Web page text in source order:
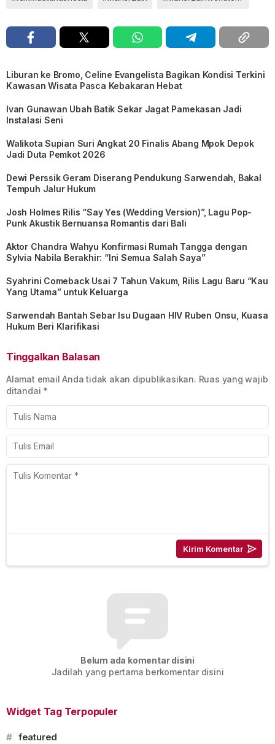
Liburan ke Bromo, Celine Evangelista Bagikan Kondisi Terkini
Kawasan Wisata Pasca Kebakaran Hebat
Ivan Gunawan Ubah Batik Sekar Jagat Pamekasan Jadi
Instalasi Seni
Walikota Supian Suri Angkat 20 Finalis Abang Mpok Depok
Jadi Duta Pemkot 2026
Dewi Perssik Geram Diserang Pendukung Sarwendah, Bakal
Tempuh Jalur Hukum
Josh Holmes Rilis “Say Yes (Wedding Version)”, Lagu Pop-
Punk Akustik Bernuansa Romantis dari Bali
Aktor Chandra Wahyu Konfirmasi Rumah Tangga dengan
Sylvia Nabila Berakhir: “Ini Semua Salah Saya”
Syahrini Comeback Usai 7 Tahun Vakum, Rilis Lagu Baru “Kau
Yang Utama” untuk Keluarga
Sarwendah Bantah Sebar Isu Dugaan HIV Ruben Onsu, Kuasa
Hukum Beri Klarifikasi
Tinggalkan Balasan
Alamat email Anda tidak akan dipublikasikan. Ruas yang wajib
ditandai *
Belum ada komentar disini
Jadilah yang pertama berkomentar disini
Widget Tag Terpopuler
# featured